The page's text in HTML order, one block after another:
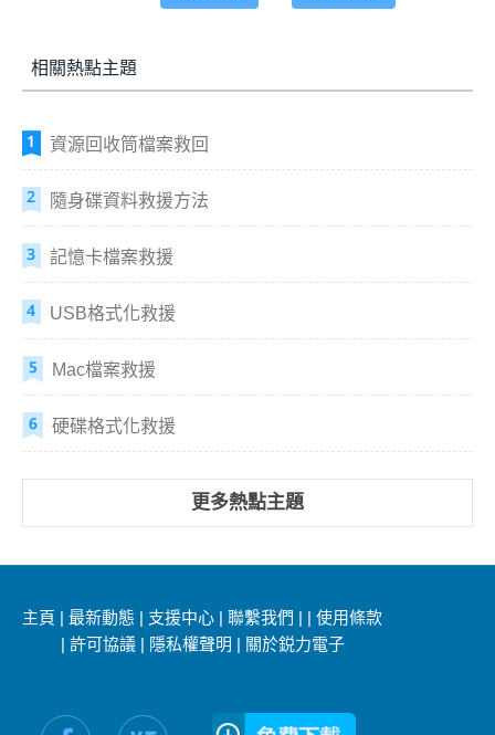
相關熱點主題
資源回收筒檔案救回
隨身碟資料救援方法
記憶卡檔案救援
USB格式化救援
Mac檔案救援
硬碟格式化救援
更多熱點主題
主頁 |最新動態 | 支援中心 |聯繫我們 | |使用條款
| 許可協議| 隱私權聲明 | 關於鋭力電子
社交媒體信息：